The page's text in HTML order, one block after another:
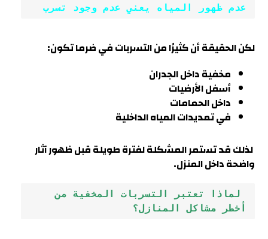
عدم ظهور المياه يعني عدم وجود تسرب
لكن الحقيقة أن كثيرًا من التسربات فيضرماتكون:
مخفية داخل الجدران
أسفل الأرضيات
داخل الحمامات
في تمديدات المياه الداخلية
لذلك قد تستمر المشكلة لفترة طويلة قبل ظهور آثار
واضحة داخل المنزل.
لماذا تعتبر التسربات المخفية من
أخطر مشاكل المنازل؟